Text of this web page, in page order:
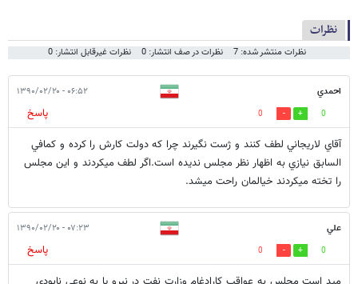
نظرات
نظرات منتشر شده: 7 نظرات در صف انتشار: 0 نظرات غیرقابل انتشار: 0
احمدي ۰۶:۵۲ - ۱۳۹۰/۰۲/۲۰
0
0
پاسخ
آقاي لاريجاني لطف كنند و ژست نگيرند چرا كه دولت كارش را كرده و كمافي
السابق نيازي به اظهار نظر مجلس نديده است.اگر لطف ميكردند و اين مجلس
را تخته ميكردند خيالمان راحت ميشد.
علي ۰۷:۲۳ - ۱۳۹۰/۰۲/۲۰
0
0
پاسخ